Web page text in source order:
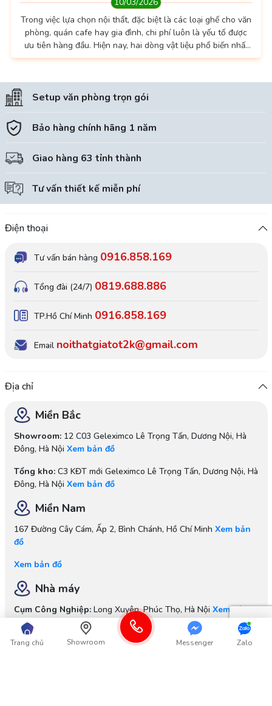
10/03/2026
Trong việc lựa chọn nội thất, đặc biệt là các loại ghế cho văn
phòng, quán cafe hay gia đình, chi phí luôn là yếu tố được
ưu tiên hàng đầu. Hiện nay, hai dòng vật liệu phổ biến nhất
là thép sơn tĩnh điện và inox đang tạo nên một cuộc cạnh
điện: Giải pháp tối ưu cho ngân sách vừa phải Thép sơn tĩnh
điện từ lâu...
Setup văn phòng trọn gói
Bảo hàng chính hãng 1 năm
Giao hàng 63 tỉnh thành
Tư vấn thiết kế miễn phí
Điện thoại
Tư vấn bán hàng 0916.858.169
Tổng đài (24/7) 0819.688.886
TP.Hồ Chí Minh 0916.858.169
Email noithatgiatot2k@gmail.com
Địa chỉ
Miền Bắc
Showroom:12 C03 Geleximco Lê Trọng Tấn, Dương Nội, Hà
Đông, Hà Nội Xem bản đồ
Tổng kho:C3 KĐT mới Geleximco Lê Trọng Tấn, Dương Nội, Hà
Đông, Hà Nội Xem bản đồ
Miền Nam
167 Đường Cây Cám, Ấp 2, Bình Chánh, Hồ Chí Minh Xem bản
đồ
Xem bản đồ
Nhà máy
Cụm Công Nghiệp:Long Xuyên, Phúc Thọ, Hà Nội Xem bản
đồ
Xem bản đồ
Trang chủ Showroom Messenger Zalo